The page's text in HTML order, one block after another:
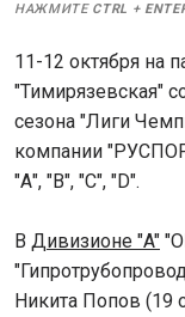
НАЖМИТЕ CTRL +
11-12 октября
"Тимирязевская"
сезона "Лиги
компании
"А", "В", "С", "D".
В Дивизионе "A"
Никита Попов (19